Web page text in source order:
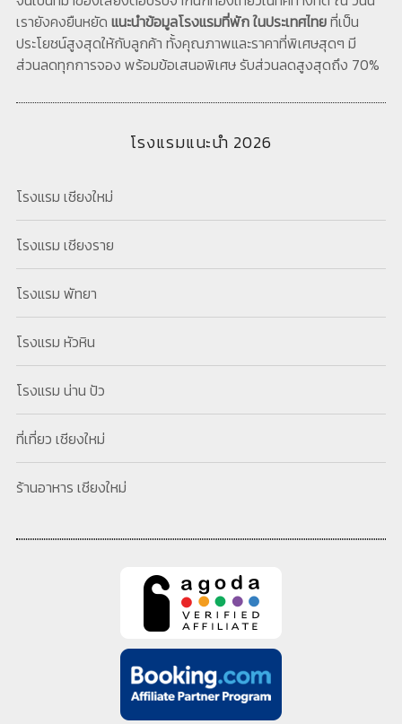
เรายังคงยืนหยัด แนะนำข้อมูลโรงแรมที่พัก ในประเทศไทยที่เป็น
ประโยชน์สูงสุดให้กับลูกค้า ทั้งคุณภาพและราคาที่พิเศษสุดๆ มี
ส่วนลดทุกการจอง พร้อมข้อเสนอพิเศษ รับส่วนลดสูงสุดถึง 70%
โรงแรมแนะนำ 2026
โรงแรม เชียงใหม่
โรงแรม เชียงราย
โรงแรม พัทยา
โรงแรม หัวหิน
โรงแรม น่าน ปัว
ที่เที่ยว เชียงใหม่
ร้านอาหาร เชียงใหม่